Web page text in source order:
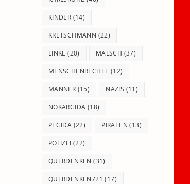
KINDER (14)
KRETSCHMANN (22)
LINKE (20) MALSCH (37)
MENSCHENRECHTE (12)
MÄNNER (15) NAZIS (11)
NOKARGIDA (18)
PEGIDA (22) PIRATEN (13)
POLIZEI (22)
QUERDENKEN (31)
QUERDENKEN721 (17)